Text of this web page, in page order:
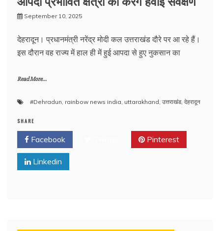
September 10, 2025
देहरादून। प्रधानमंत्री नरेंद्र मोदी कल उत्तराखंड दौरे पर आ रहे हैं।
इस दौरान वह राज्य में हाल ही में हुई आपदा से हुए नुकसान का
Read More...
#Dehradun, rainbow news india, uttarakhand, उत्तराखंड, देहरादून
SHARE
Facebook Pinterest
Linkedin